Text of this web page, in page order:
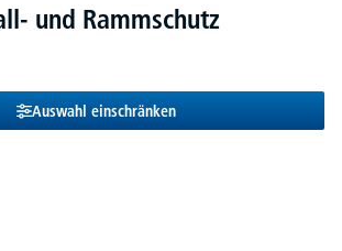
und Rammschutz
Auswahl einschränken